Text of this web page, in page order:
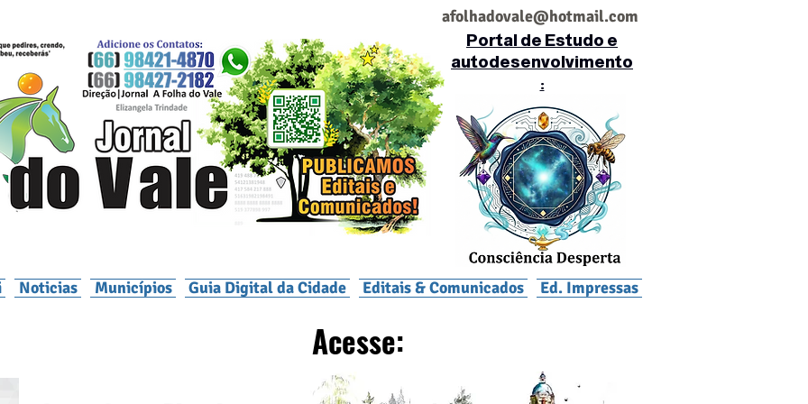
afolhadovale@hotmail.com
Portal de Estudo e
autodesenvolvimento
:
Noticias Municípios Guia Digital da Cidade Editais & Comunicados Ed. Impressas
Acesse: